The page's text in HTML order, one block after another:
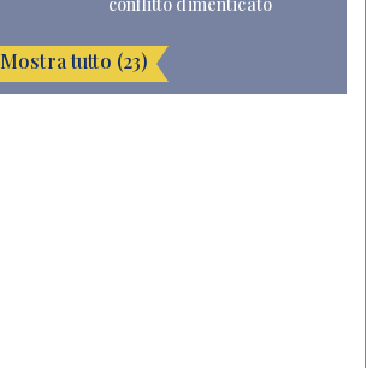
Mostra tutto (23)